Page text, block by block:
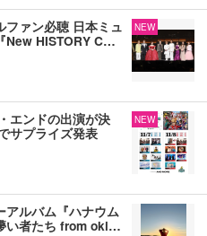
ァン必聴 日本ミュ
New HISTORY C…
NEW
エンドの出演が決
サプライズ発表
NEW
ルバム『ハナウム
い者たち from oki…